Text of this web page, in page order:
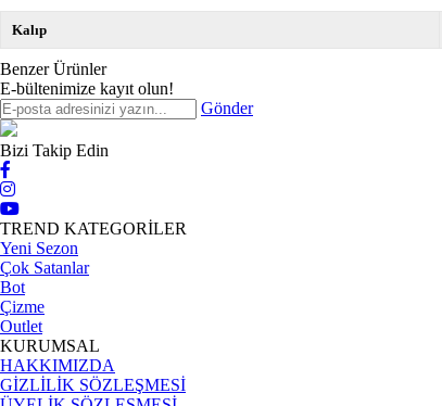
Kalıp
Benzer Ürünler
E-bültenimize kayıt olun!
Gönder
Bizi Takip Edin
TREND KATEGORİLER
Yeni Sezon
Çok Satanlar
Bot
Çizme
Outlet
KURUMSAL
HAKKIMIZDA
GİZLİLİK SÖZLEŞMESİ